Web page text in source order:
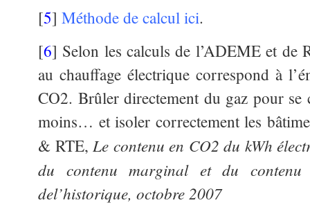
[5] Méthode de calcul ici.
[6] Selon les calculs de l’ADEME et de
au chauffage électrique correspond à
CO2. Brûler directement du gaz pour
moins… et isoler correctement les
& RTE,Le contenu en CO2 du kWh
du contenu marginal et du
del’historique, octobre 2007